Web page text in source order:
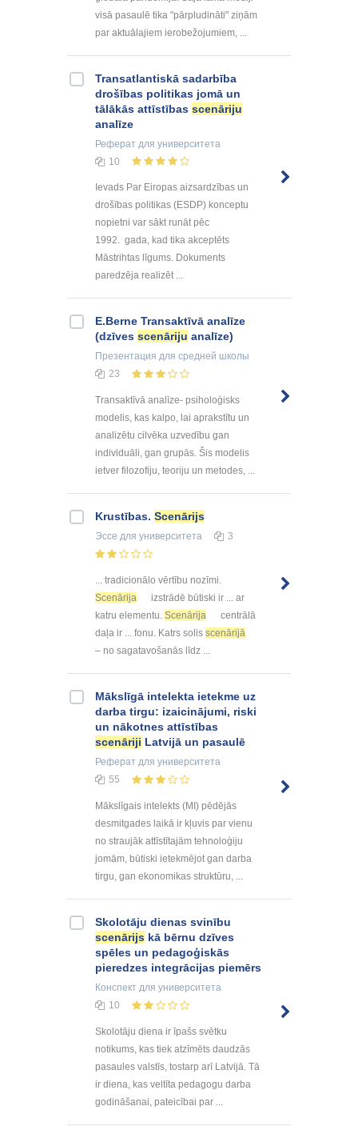
visā pasaulē tika "pārpludināti" ziņām
par aktuālajiem ierobežojumiem, ...
Transatlantiskā sadarbība
drošības politikas jomā un
tālākās attīstības scenāriju
analīze
Реферат для университета
10
Ievads Par Eiropas aizsardzības un
drošības politikas (ESDP) konceptu
nopietni var sākt runāt pēc
1992. gada, kad tika akceptēts
Māstrihtas līgums. Dokuments
paredzēja realizēt ...
E.Berne Transaktīvā analīze
(dzīves scenāriju analīze)
Презентация для средней школы
23
Transaktīvā analīze- psiholoģisks
modelis, kas kalpo, lai aprakstītu un
analizētu cilvēka uzvedību gan
individuāli, gan grupās. Šis modelis
ietver filozofiju, teoriju un metodes, ...
Krustības. Scenārijs
Эссе для университета 3
... tradicionālo vērtību nozīmi.
Scenārija
izstrādē būtiski ir ... ar
katru elementu. Scenārija
centrālā
daļa ir ... fonu. Katrs solis scenārijā
– no sagatavošanās līdz ...
Mākslīgā intelekta ietekme uz
darba tirgu: izaicinājumi, riski
un nākotnes attīstības
scenāriji Latvijā un pasaulē
Реферат для университета
55
Mākslīgais intelekts (MI) pēdējās
desmitgades laikā ir kļuvis par vienu
no straujāk attīstītajām tehnoloģiju
jomām, būtiski ietekmējot gan darba
tirgu, gan ekonomikas struktūru, ...
Skolotāju dienas svinību
scenārijs kā bērnu dzīves
spēles un pedagoģiskās
pieredzes integrācijas piemērs
Конспект для университета
10
Skolotāju diena ir īpašs svētku
notikums, kas tiek atzīmēts daudzās
pasaules valstīs, tostarp arī Latvijā. Tā
ir diena, kas veltīta pedagogu darba
godināšanai, pateicībai par ...